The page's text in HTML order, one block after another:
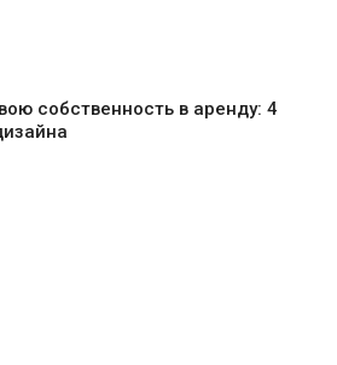
собственность в аренду: 4